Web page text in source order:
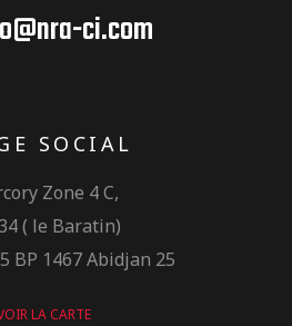
ci.com
SOCIAL
Zone 4 C,
( le Baratin)
BP 1467 Abidjan 25
LA CARTE